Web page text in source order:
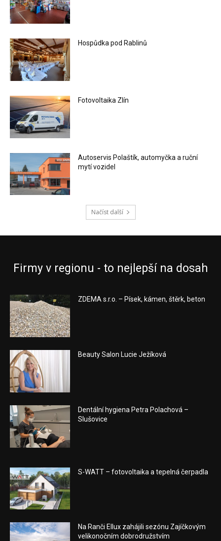
Hospůdka pod Rablinů
Fotovoltaika Zlín
Autoservis Polaštík, automyčka a ruční
mytí vozidel
Načíst další
Firmy v regionu - to nejlepší na dosah
ZDEMA s.r.o. – Písek, kámen, štěrk, beton
Beauty Salon Lucie Ježíková
Dentální hygiena Petra Polachová –
Slušovice
S-WATT – fotovoltaika a tepelná čerpadla
Na Ranči Ellux zahájili sezónu Zajíčkovým
velikonočním dobrodružstvím